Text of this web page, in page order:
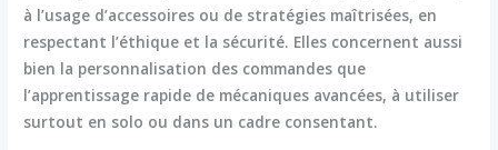
à l’usage d’accessoires ou de stratégies maîtrisées, en
respectant l’éthique et la sécurité. Elles concernent aussi
bien la personnalisation des commandes que
l’apprentissage rapide de mécaniques avancées, à utiliser
surtout en solo ou dans un cadre consentant.